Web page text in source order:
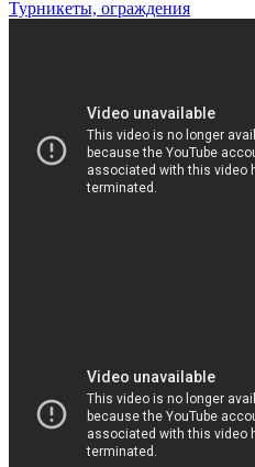
Турникеты, ограждения